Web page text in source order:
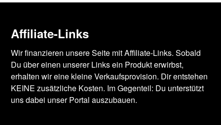
Affiliate-Links
Wir finanzieren unsere Seite mit Affiliate-Links. Sobald
Du über einen unserer Links ein Produkt erwirbst,
erhalten wir eine kleine Verkaufsprovision. Dir entstehen
KEINE zusätzliche Kosten. Im Gegenteil: Du unterstützt
uns dabei unser Portal auszubauen.